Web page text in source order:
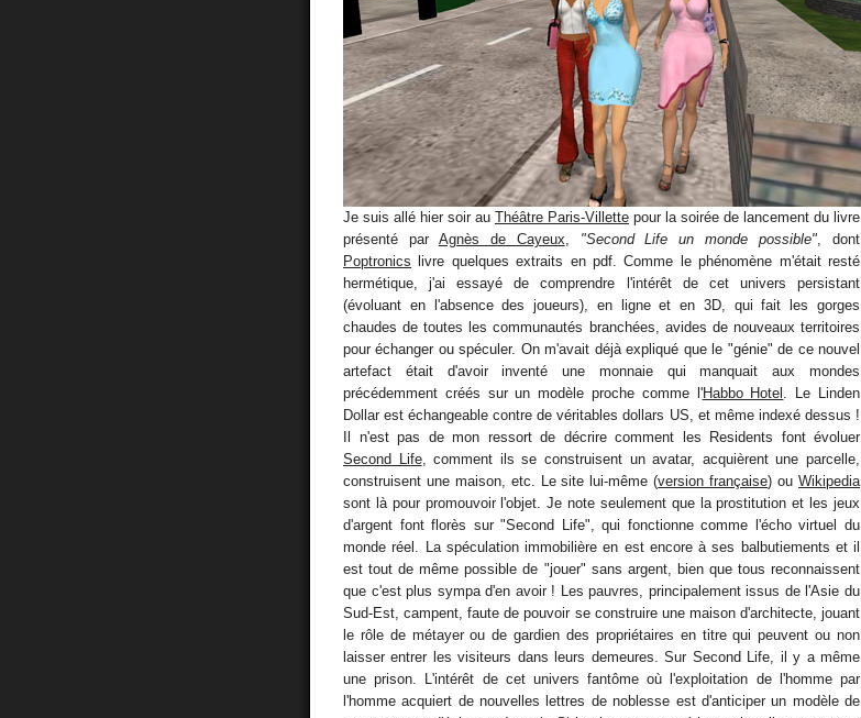
Je suis allé hier soir au Théâtre Paris-Villette pour la soirée de lancement du livre
présenté par Agnès de Cayeux "Second Life un monde possible" , dont
Poptronics livre quelques extraits en pdf. Comme le phénomène m'était resté
hermétique, j'ai essayé de comprendre l'intérêt de cet univers persistant
(évoluant en l'absence des joueurs), en ligne et en 3D, qui fait les gorges
chaudes de toutes les communautés branchées, avides de nouveaux territoires
pour échanger ou spéculer. On m'avait déjà expliqué que le "génie" de ce nouvel
artefact était d'avoir inventé une monnaie qui manquait aux mondes
précédemment créés sur un modèle proche comme l'Habbo Hotel
. Le Linden
Dollar est échangeable contre de véritables dollars US, et même indexé dessus !
Il n'est pas de mon ressort de décrire comment les Residents font évoluer
Second Life, comment ils se construisent un avatar, acquièrent une parcelle,
construisent une maison, etc. Le site lui-même (version française) ouWikipedia
sont là pour promouvoir l'objet. Je note seulement que la prostitution et les jeux
d'argent font florès sur "Second Life", qui fonctionne comme l'écho virtuel du
monde réel. La spéculation immobilière en est encore à ses balbutiements et il
est tout de même possible de "jouer" sans argent, bien que tous reconnaissent
que c'est plus sympa d'en avoir ! Les pauvres, principalement issus de l'Asie du
Sud-Est, campent, faute de pouvoir se construire une maison d'architecte, jouant
le rôle de métayer ou de gardien des propriétaires en titre qui peuvent ou non
laisser entrer les visiteurs dans leurs demeures. Sur Second Life, il y a même
une prison. L'intérêt de cet univers fantôme où l'exploitation de l'homme par
l'homme acquiert de nouvelles lettres de noblesse est d'anticiper un modèle de